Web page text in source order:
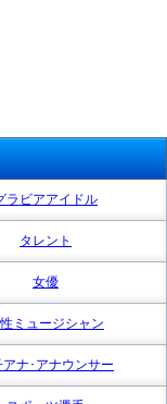
ラビアアイドル
タレント
女優
ミュージシャン
アナ･アナウンサー